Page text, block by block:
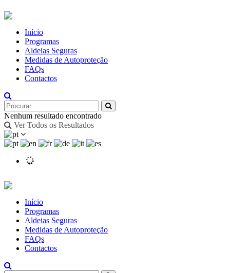
Início
Programas
Aldeias Seguras
Medidas de Autoproteção
FAQs
Contactos
Nenhum resultado encontrado
Ver Todos os Resultados
Início
Programas
Aldeias Seguras
Medidas de Autoproteção
FAQs
Contactos